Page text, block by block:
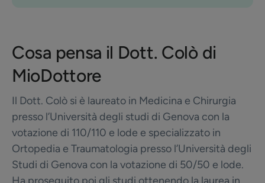
Cosa pensa il Dott. Colò di
MioDottore
Il Dott. Colò si è laureato in Medicina e Chirurgia
presso l’Università degli studi di Genova con la
votazione di 110/110 e lode e specializzato in
Ortopedia e Traumatologia presso l’Università degli
Studi di Genova con la votazione di 50/50 e lode.